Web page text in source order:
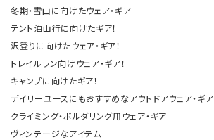
冬期・雪山に向けたウェア・ギア
テント泊山行に向けたギア！
沢登りに向けたウェア・ギア！
トレイルラン向けウェア・ギア！
キャンプに向けたギア！
デイリーユースにもおすすめなアウトドアウェア・ギア
クライミング・ボルダリング用ウェア・ギア
ヴィンテージなアイテム